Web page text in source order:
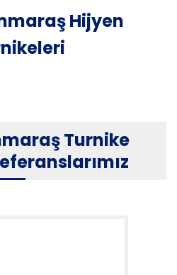
Hijyen
Turnike